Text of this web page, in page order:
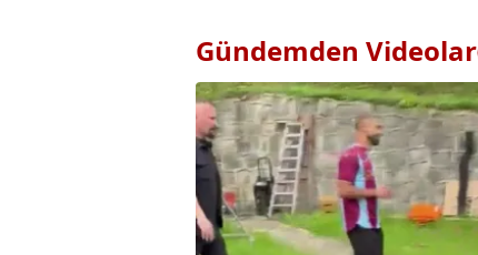
Gündemden Videolar